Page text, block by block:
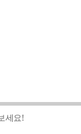
세요!